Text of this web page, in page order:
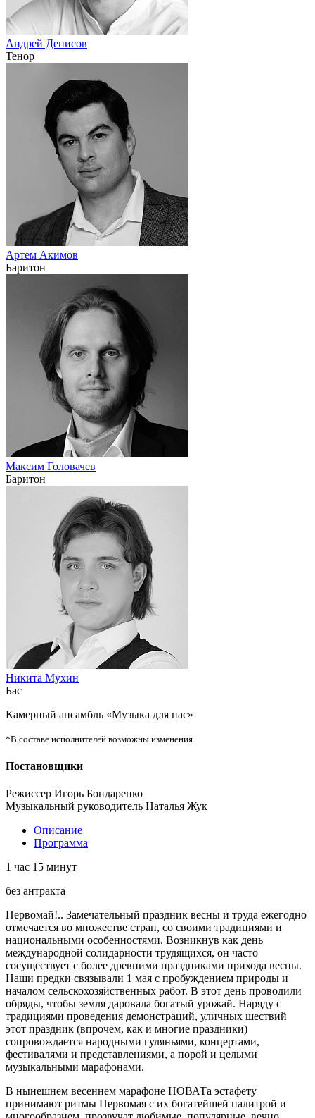
Андрей Денисов
Тенор
Артем Акимов
Баритон
Максим Головачев
Баритон
Никита Мухин
Бас
Камерный ансамбль «Музыка для нас»
*В составе исполнителей возможны изменения
Постановщики
Режиссер Игорь Бондаренко
Музыкальный руководитель Наталья Жук
Описание
Программа
1 час 15 минут
без антракта
Первомай!.. Замечательный праздник весны и труда ежегодно
отмечается во множестве стран, со своими традициями и
национальными особенностями. Возникнув как день
международной солидарности трудящихся, он часто
сосуществует с более древними праздниками прихода весны.
Наши предки связывали 1 мая с пробуждением природы и
началом сельскохозяйственных работ. В этот день проводили
обряды, чтобы земля даровала богатый урожай. Наряду с
традициями проведения демонстраций, уличных шествий
этот праздник (впрочем, как и многие праздники)
сопровождается народными гуляньями, концертами,
фестивалями и представлениями, а порой и целыми
музыкальными марафонами.
В нынешнем весеннем марафоне НОВАТа эстафету
принимают ритмы Первомая с их богатейшей палитрой и